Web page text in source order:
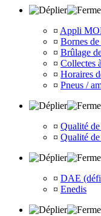
¤ Appli
¤ Bornes
¤ Brûlage
¤ Collectes
¤ Horaires
¤ Pneus /
¤ Qualité
¤ Qualité
¤ DAE
¤ Enedis